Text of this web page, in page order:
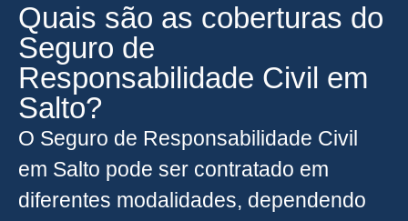
Quais são as coberturas do
Seguro de
Responsabilidade Civil em
Salto?
O Seguro de Responsabilidade Civil
em Salto pode ser contratado em
diferentes modalidades, dependendo